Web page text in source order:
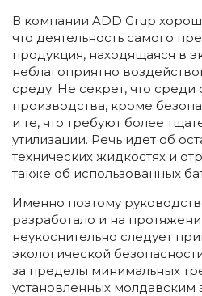
В компании ADD Grup
что деятельность самого
продукция, находящаяся в
неблагоприятно
среду. Не секрет, что среди
производства, кроме
и те, что требуют более
утилизации. Речь идет об
технических жидкостях и
также об использованных
Именно поэтому
разработало и на
неукоснительно следует
экологической
за пределы минимальных
установленных молдавским